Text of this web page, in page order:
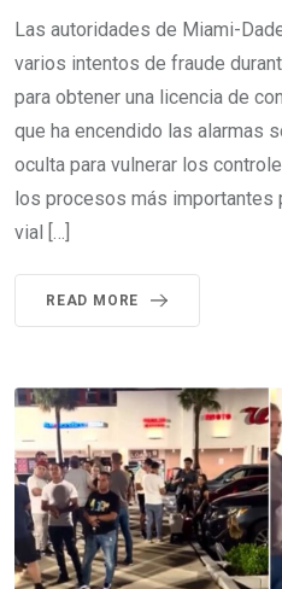
Las autoridades de Miami-
varios intentos de fraude
para obtener una licencia de
que ha encendido las alarmas
oculta para vulnerar los
los procesos más importantes
vial […]
READ MORE